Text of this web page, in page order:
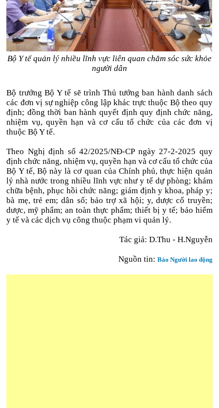
Bộ Y tế quản lý nhiều lĩnh vực liên quan chăm sóc sức khỏe
người dân
Bộ trưởng Bộ Y tế sẽ trình Thủ tướng ban hành danh sách
các đơn vị sự nghiệp công lập khác trực thuộc Bộ theo quy
định; đồng thời ban hành quyết định quy định chức năng,
nhiệm vụ, quyền hạn và cơ cấu tổ chức của các đơn vị
thuộc Bộ Y tế.
Theo Nghị định số 42/2025/NĐ-CP ngày 27-2-2025 quy
định chức năng, nhiệm vụ, quyền hạn và cơ cấu tổ chức của
Bộ Y tế, Bộ này là cơ quan của Chính phủ, thực hiện quản
lý nhà nước trong nhiều lĩnh vực như y tế dự phòng; khám
chữa bệnh, phục hồi chức năng; giám định y khoa, pháp y;
bà mẹ, trẻ em; dân số; bảo trợ xã hội; y, dược cổ truyền;
dược, mỹ phẩm; an toàn thực phẩm; thiết bị y tế; bảo hiểm
y tế và các dịch vụ công thuộc phạm vi quản lý.
Tác giả: D.Thu - H.Nguyễn
Nguồn tin: Báo Người lao động